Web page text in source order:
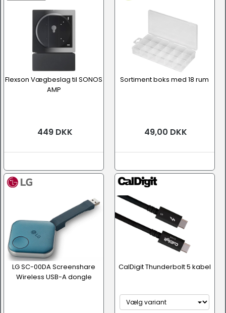
Flexson Vægbeslag til SONOS
AMP
449 DKK
Sortiment boks med 18 rum
49,00 DKK
LG SC-00DA Screenshare
Wireless USB-A dongle
CalDigit Thunderbolt 5 kabel